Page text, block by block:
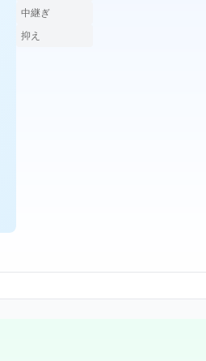
中継ぎ
抑え